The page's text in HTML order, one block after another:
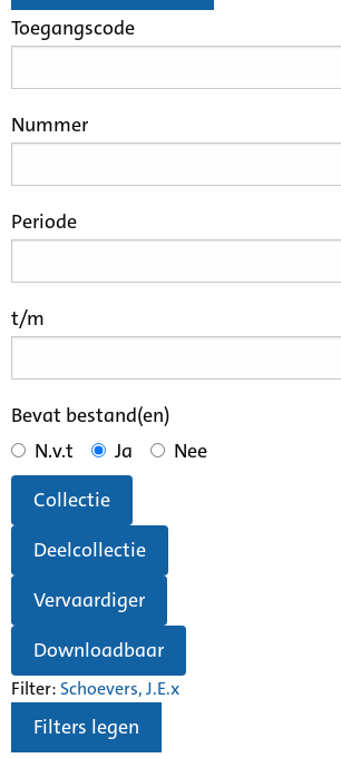
Toegangscode
Nummer
Periode
t/m
Bevat bestand(en)
N.v.t
Ja
Nee
Collectie
Deelcollectie
Vervaardiger
Downloadbaar
Filter: Schoevers, J.E.x
Filters legen